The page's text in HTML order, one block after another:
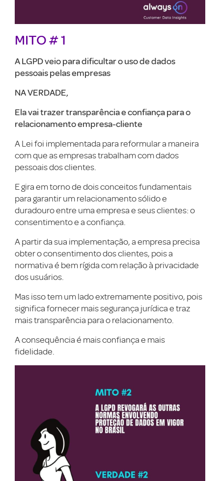
MITO # 1
A LGPD veio para dificultar o uso de dados
pessoais pelas empresas
NA VERDADE,
Ela vai trazer transparência e confiança para o
relacionamento empresa-cliente
A Lei foi implementada para reformular a maneira
com que as empresas trabalham com dados
pessoais dos clientes.
E gira em torno de dois conceitos fundamentais
para garantir um relacionamento sólido e
duradouro entre uma empresa e seus clientes: o
consentimento e a confiança.
A partir da sua implementação, a empresa precisa
obter o consentimento dos clientes, pois a
normativa é bem rígida com relação à privacidade
dos usuários.
Mas isso tem um lado extremamente positivo, pois
significa fornecer mais segurança jurídica e traz
mais transparência para o relacionamento.
A consequência é mais confiança e mais
fidelidade.